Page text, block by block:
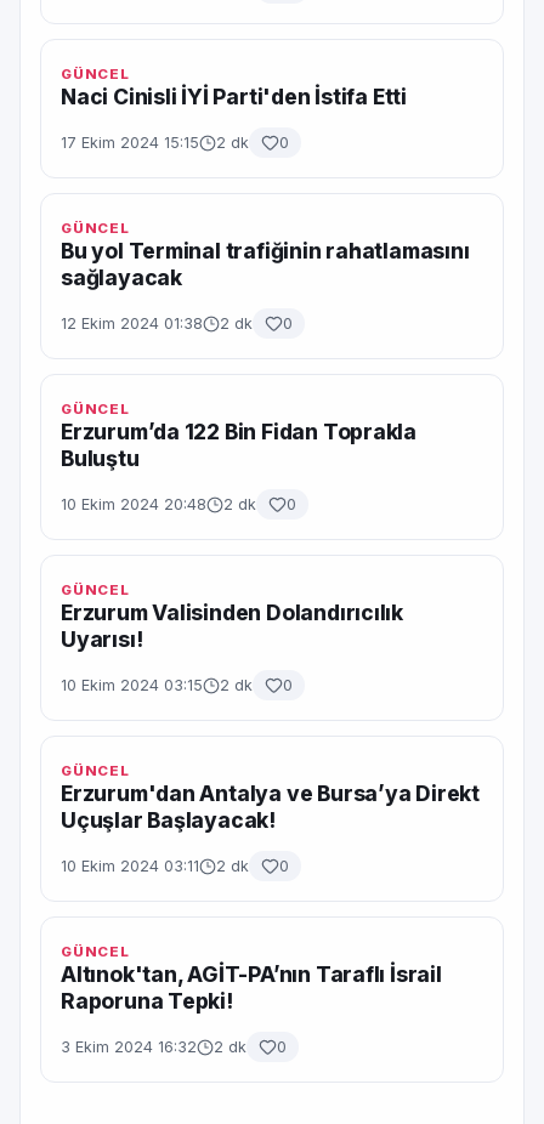
GÜNCEL
Naci Cinisli İYİ Parti'den İstifa Etti
17 Ekim 2024 15:15 2 dk 0
GÜNCEL
Bu yol Terminal trafiğinin rahatlamasını
sağlayacak
12 Ekim 2024 01:38 2 dk 0
GÜNCEL
Erzurum’da 122 Bin Fidan Toprakla
Buluştu
10 Ekim 2024 20:48 2 dk 0
GÜNCEL
Erzurum Valisinden Dolandırıcılık
Uyarısı!
10 Ekim 2024 03:15 2 dk 0
GÜNCEL
Erzurum'dan Antalya ve Bursa’ya Direkt
Uçuşlar Başlayacak!
10 Ekim 2024 03:11 2 dk 0
GÜNCEL
Altınok'tan, AGİT-PA’nın Taraflı İsrail
Raporuna Tepki!
3 Ekim 2024 16:32 2 dk 0